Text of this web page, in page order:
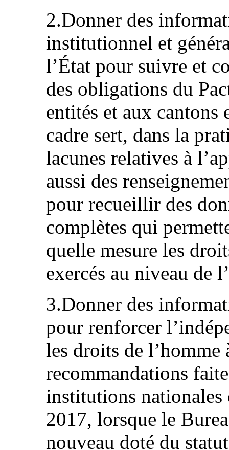
2.Donner des
institutionnel et
l’État pour suivre et
des obligations du
entités et aux
cadre sert, dans la
lacunes relatives à
aussi des
pour recueillir des
complètes qui
quelle mesure les
exercés au niveau de
3.Donner des
pour renforcer
les droits de l’homme
recommandations
institutions nationales
2017, lorsque le
nouveau doté du